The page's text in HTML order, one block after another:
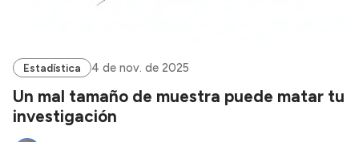
Estadística 4 de nov. de 2025
Un mal tamaño de muestra puede matar tu
investigación